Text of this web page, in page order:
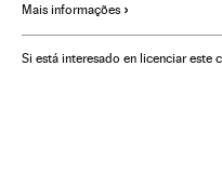
Mais informações
Si está interesado en licenciar este